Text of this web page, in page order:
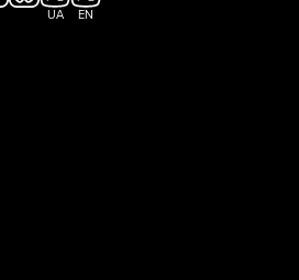
UA EN